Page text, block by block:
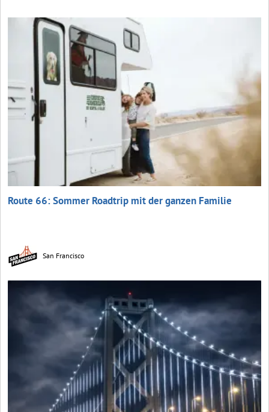
Route 66: Sommer Roadtrip mit der ganzen Familie
San Francisco